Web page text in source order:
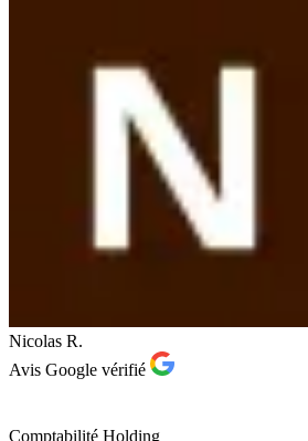
Nicolas R.
Avis Google vérifié
Comptabilité Holding